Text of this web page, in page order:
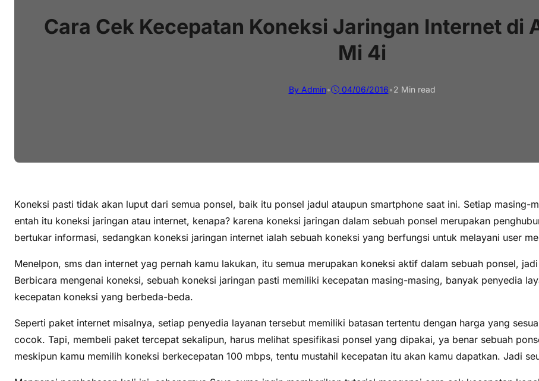
Cara Cek Kecepatan Koneksi Jaringan Internet di
Mi 4i
By Admin• 04/06/2016•2 Min read
Koneksi pasti tidak akan luput dari semua ponsel, baik itu ponsel jadul ataupun smartphone saat ini. Setiap masing-
entah itu koneksi jaringan atau internet, kenapa? karena koneksi jaringan dalam sebuah ponsel merupakan
bertukar informasi, sedangkan koneksi jaringan internet ialah sebuah koneksi yang berfungsi untuk melayani user
Menelpon, sms dan internet yag pernah kamu lakukan, itu semua merupakan koneksi aktif dalam sebuah ponsel,
Berbicara mengenai koneksi, sebuah koneksi jaringan pasti memiliki kecepatan masing-masing, banyak penyedia
kecepatan koneksi yang berbeda-beda.
Seperti paket internet misalnya, setiap penyedia layanan tersebut memiliki batasan tertentu dengan harga yang
cocok. Tapi, membeli paket tercepat sekalipun, harus melihat spesifikasi ponsel yang dipakai, ya benar sebuah
meskipun kamu memilih koneksi berkecepatan 100 mbps, tentu mustahil kecepatan itu akan kamu dapatkan. Jadi